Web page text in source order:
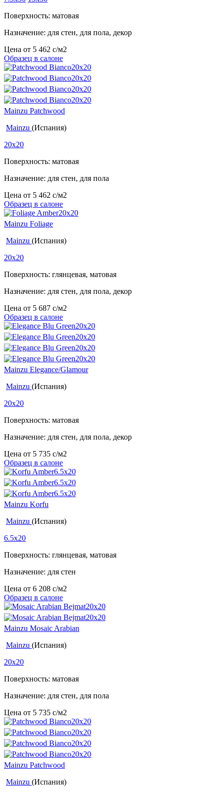
Поверхность: матовая
Назначение: для стен, для пола, декор
Цена от 5 462 c/м2
Образец в салоне
Mainzu Patchwood
Mainzu (Испания)
20x20
Поверхность: матовая
Назначение: для стен, для пола
Цена от 5 462 c/м2
Образец в салоне
Mainzu Foliage
Mainzu (Испания)
20x20
Поверхность: глянцевая, матовая
Назначение: для стен, для пола, декор
Цена от 5 687 c/м2
Образец в салоне
Mainzu Elegance/Glamour
Mainzu (Испания)
20x20
Поверхность: матовая
Назначение: для стен, для пола, декор
Цена от 5 735 c/м2
Образец в салоне
Mainzu Korfu
Mainzu (Испания)
6.5x20
Поверхность: глянцевая, матовая
Назначение: для стен
Цена от 6 208 c/м2
Образец в салоне
Mainzu Mosaic Arabian
Mainzu (Испания)
20x20
Поверхность: матовая
Назначение: для стен, для пола
Цена от 5 735 c/м2
Mainzu Patchwood
Mainzu (Испания)